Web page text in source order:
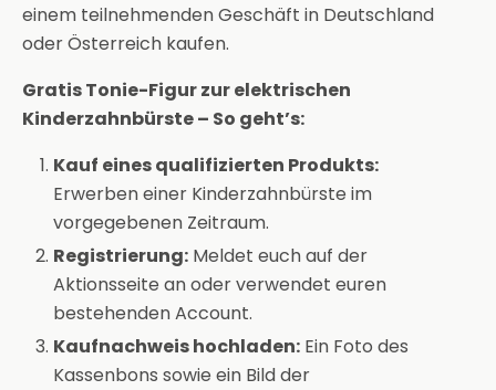
einem teilnehmenden Geschäft in Deutschland
oder Österreich kaufen.
Gratis Tonie-Figur zur elektrischen
Kinderzahnbürste – So geht’s:
Kauf eines qualifizierten Produkts:
Erwerben einer Kinderzahnbürste im
vorgegebenen Zeitraum.
Registrierung: Meldet euch auf der
Aktionsseite an oder verwendet euren
bestehenden Account.
Kaufnachweis hochladen: Ein Foto des
Kassenbons sowie ein Bild der